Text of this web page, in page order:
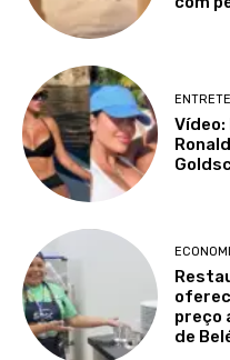
preço
de